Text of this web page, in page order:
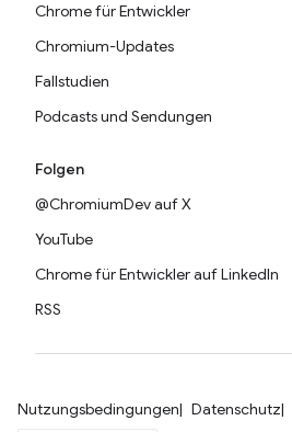
Chrome für Entwickler
Chromium-Updates
Fallstudien
Podcasts und Sendungen
Folgen
@ChromiumDev auf X
YouTube
Chrome für Entwickler auf LinkedIn
RSS
Nutzungsbedingungen Datenschutz